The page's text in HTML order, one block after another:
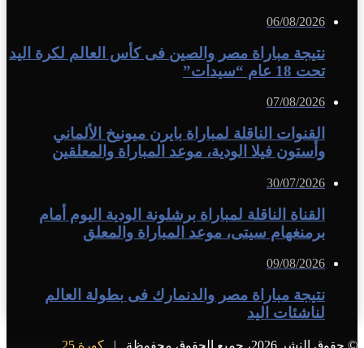
06/08/2026
نتيجة مباراة مصر والصين فى كأس العالم لكرة اليد
تحت 18 عام “سيدات”
07/08/2026
القنوات الناقلة لمباراة بايرن ميونيخ الألماني
وأستون فيلا الودية، موعد المباراة والمعلقين
30/07/2026
القناة الناقلة لمباراة برشلونة الودية اليوم أمام
برمنغهام سيتى، موعد المباراة والمعلق
09/08/2026
نتيجة مباراة مصر والدنمارك فى بطولة العالم
لناشئات اليد
© حقوق النشر 2026، جميع الحقوق محفوظة | كورة 25